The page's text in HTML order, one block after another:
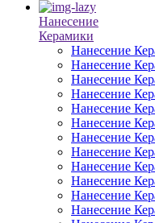
Нанесение
Керамики
Нанесение
Нанесение
Нанесение
Нанесение
Нанесение
Нанесение
Нанесение
Нанесение
Нанесение
Нанесение
Нанесение
Нанесение